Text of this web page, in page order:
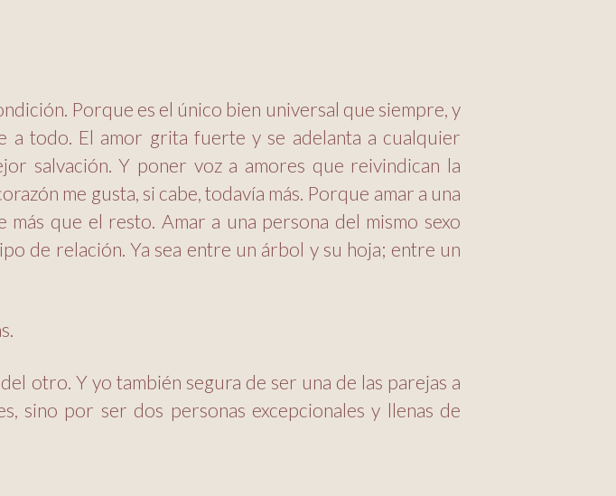
Porque es el único bien universal que siempre, y
a todo. El amor grita fuerte y se adelanta a cualquier
salvación. Y poner voz a amores que reivindican la
me gusta, si cabe, todavía más. Porque amar a una
que el resto. Amar a una persona del mismo sexo
de relación. Ya sea entre un árbol y su hoja; entre un
otro. Y yo también segura de ser una de las parejas a
sino por ser dos personas excepcionales y llenas de